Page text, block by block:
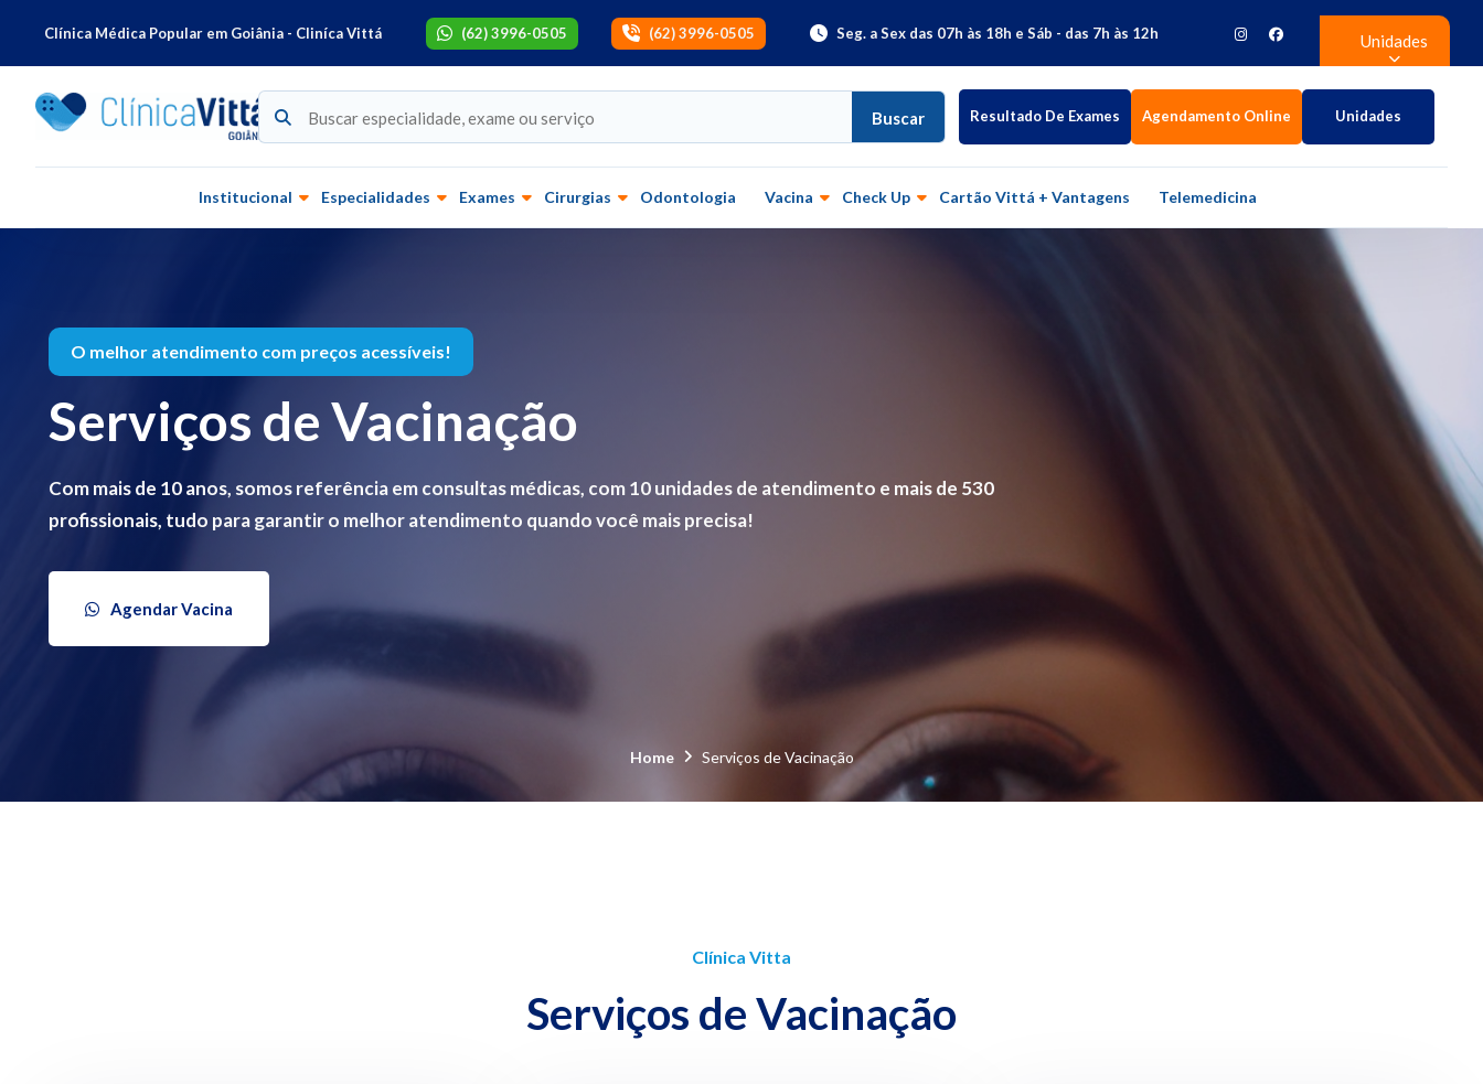
Clínica Médica Popular em Goiânia - Cliníca Vittá (62) 3996-0505 (62) 3996-0505 Seg. a Sex das 07h às 18h e Sáb - das 7h às 12h Unidades
Buscar Resultado De Exames Agendamento Online Unidades
Institucional Especialidades Exames Cirurgias Odontologia Vacina Check Up Cartão Vittá + Vantagens Telemedicina
O melhor atendimento com preços acessíveis!
Serviços de Vacinação
Com mais de 10 anos, somos referência em consultas médicas, com 10 unidades de atendimento e mais de 530
profissionais, tudo para garantir o melhor atendimento quando você mais precisa!
Agendar Vacina
Home Serviços de Vacinação
Clínica Vitta
Serviços de Vacinação